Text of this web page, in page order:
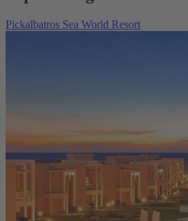
Pickalbatros Sea World Resort